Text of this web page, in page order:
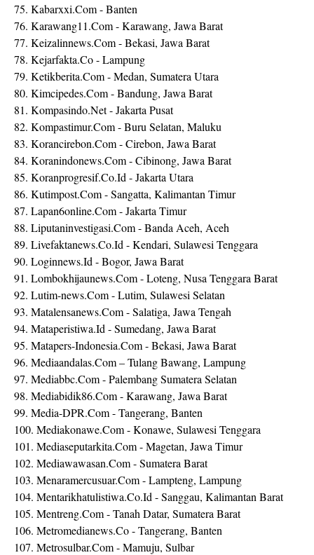
75. Kabarxxi.Com - Banten
76. Karawang11.Com - Karawang, Jawa Barat
77. Keizalinnews.Com - Bekasi, Jawa Barat
78. Kejarfakta.Co - Lampung
79. Ketikberita.Com - Medan, Sumatera Utara
80. Kimcipedes.Com - Bandung, Jawa Barat
81. Kompasindo.Net - Jakarta Pusat
82. Kompastimur.Com - Buru Selatan, Maluku
83. Korancirebon.Com - Cirebon, Jawa Barat
84. Koranindonews.Com - Cibinong, Jawa Barat
85. Koranprogresif.Co.Id - Jakarta Utara
86. Kutimpost.Com - Sangatta, Kalimantan Timur
87. Lapan6online.Com - Jakarta Timur
88. Liputaninvestigasi.Com - Banda Aceh, Aceh
89. Livefaktanews.Co.Id - Kendari, Sulawesi Tenggara
90. Loginnews.Id - Bogor, Jawa Barat
91. Lombokhijaunews.Com - Loteng, Nusa Tenggara Barat
92. Lutim-news.Com - Lutim, Sulawesi Selatan
93. Matalensanews.Com - Salatiga, Jawa Tengah
94. Mataperistiwa.Id - Sumedang, Jawa Barat
95. Matapers-Indonesia.Com - Bekasi, Jawa Barat
96. Mediaandalas.Com – Tulang Bawang, Lampung
97. Mediabbc.Com - Palembang Sumatera Selatan
98. Mediabidik86.Com - Karawang, Jawa Barat
99. Media-DPR.Com - Tangerang, Banten
100. Mediakonawe.Com - Konawe, Sulawesi Tenggara
101. Mediaseputarkita.Com - Magetan, Jawa Timur
102. Mediawawasan.Com - Sumatera Barat
103. Menaramercusuar.Com - Lampteng, Lampung
104. Mentarikhatulistiwa.Co.Id - Sanggau, Kalimantan Barat
105. Mentreng.Com - Tanah Datar, Sumatera Barat
106. Metromedianews.Co - Tangerang, Banten
107. Metrosulbar.Com - Mamuju, Sulbar